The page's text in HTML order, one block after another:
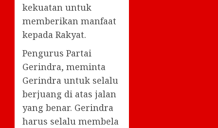
kekuatan untuk
memberikan manfaat
kepada Rakyat.
Pengurus Partai
Gerindra, meminta
Gerindra untuk selalu
berjuang di atas jalan
yang benar. Gerindra
harus selalu membela